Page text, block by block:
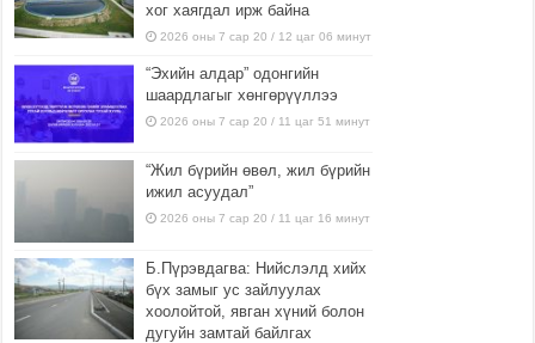
хог хаягдал ирж байна
2026 оны 7 сар 20 / 12 цаг 06 минут
“Эхийн алдар” одонгийн
шаардлагыг хөнгөрүүллээ
2026 оны 7 сар 20 / 11 цаг 51 минут
“Жил бүрийн өвөл, жил бүрийн
ижил асуудал”
2026 оны 7 сар 20 / 11 цаг 16 минут
Б.Пүрэвдагва: Нийслэлд хийх
бүх замыг ус зайлуулах
хоолойтой, явган хүний болон
дугуйн замтай байлгах